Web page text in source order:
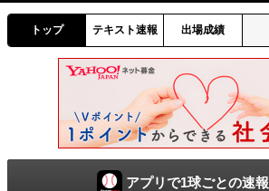
トップ テキスト速報 出場成績
アプリで1球ごとの速